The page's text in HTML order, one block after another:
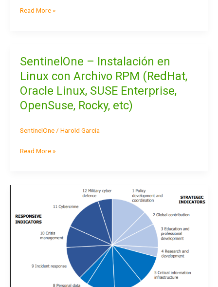
DEB
Read More »
SentinelOne – Instalación en
Linux con Archivo RPM (RedHat,
Oracle Linux, SUSE Enterprise,
OpenSuse, Rocky, etc)
SentinelOne/ Harold Garcia
SentinelOne
Instalación
en
Linux
con
RPM
Oracle
etc)
Read More »
de
Ciberseguridad
como